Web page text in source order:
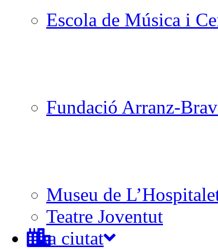
Escola de Música i
Fundació Arranz-
Museu de
Teatre Joventut
La ciutat